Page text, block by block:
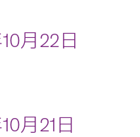
月22日
月21日